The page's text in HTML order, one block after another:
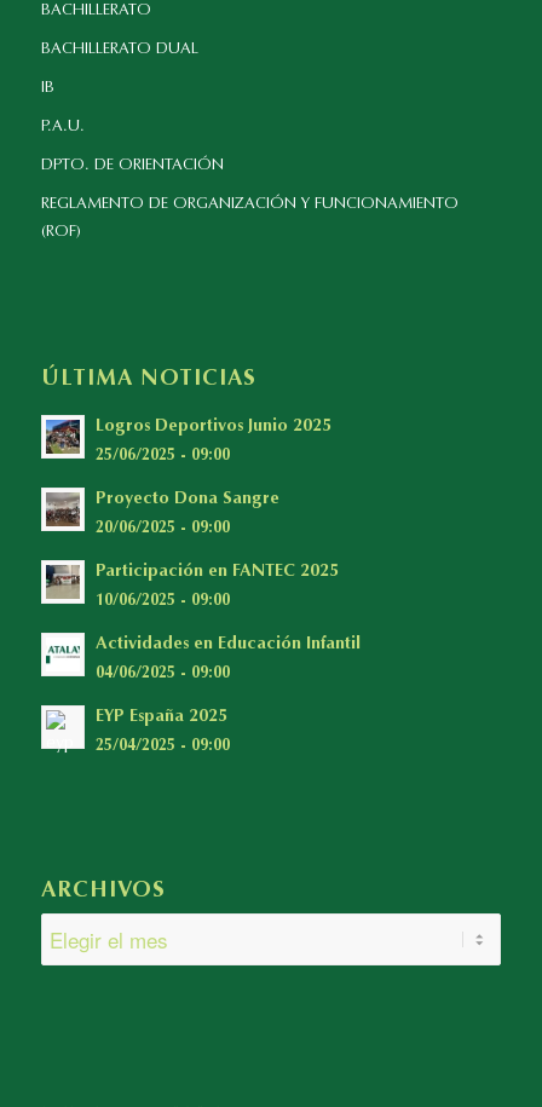
BACHILLERATO
BACHILLERATO DUAL
IB
P.A.U.
DPTO. DE ORIENTACIÓN
REGLAMENTO DE ORGANIZACIÓN Y FUNCIONAMIENTO
(ROF)
ÚLTIMA NOTICIAS
Logros Deportivos Junio 2025
25/06/2025 - 09:00
Proyecto Dona Sangre
20/06/2025 - 09:00
Participación en FANTEC 2025
10/06/2025 - 09:00
Actividades en Educación Infantil
04/06/2025 - 09:00
EYP España 2025
25/04/2025 - 09:00
ARCHIVOS